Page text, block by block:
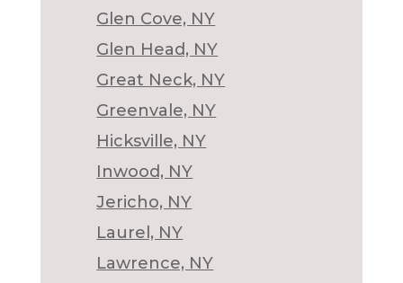
Glen Cove, NY
Glen Head, NY
Great Neck, NY
Greenvale, NY
Hicksville, NY
Inwood, NY
Jericho, NY
Laurel, NY
Lawrence, NY